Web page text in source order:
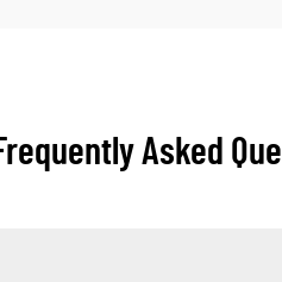
Asked